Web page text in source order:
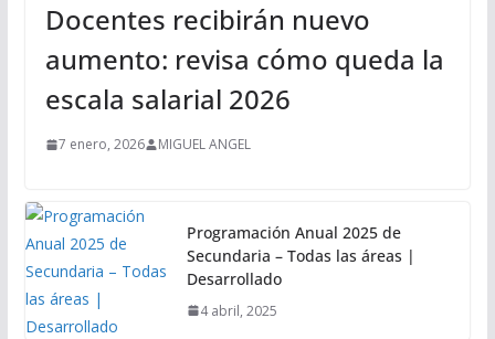
Docentes recibirán nuevo
aumento: revisa cómo queda la
escala salarial 2026
7 enero, 2026 MIGUEL ANGEL
Programación Anual 2025 de
Secundaria – Todas las áreas |
Desarrollado
4 abril, 2025